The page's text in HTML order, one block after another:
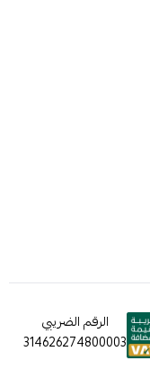
الرقم الضريبي
314626274800003